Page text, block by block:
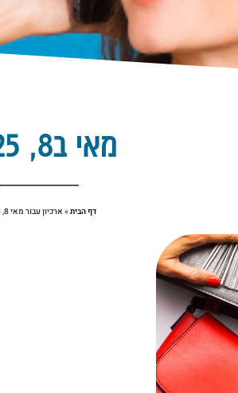
מאי ב8, 2025
דף הבית» ארכיון עבור מאי 8, 2025